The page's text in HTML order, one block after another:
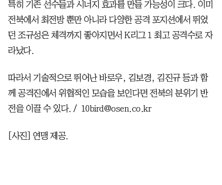
특히 기존 선수들과 시너지 효과를 만들 가능성이 크다. 이미
전북에서 최전방 뿐만 아니라 다양한 공격 포지션에서 뛰었
던 조규성은 체격까지 좋아지면서 K리그 1 최고 공격수로 자
라났다.
따라서 기술적으로 뛰어난 바로우, 김보경, 김진규 등과 함
께 공격진에서 위협적인 모습을 보인다면 전북의 분위기 반
전을 이끌 수 있다. / 10bird@osen.co.kr
[사진] 연맹 제공.